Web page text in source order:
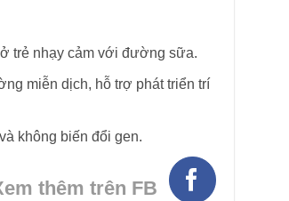
HÌNH THẬT
trẻ nhạy cảm với đường sữa.
miễn dịch, hỗ trợ phát triển trí
không biến đổi gen.
thêm trên FB